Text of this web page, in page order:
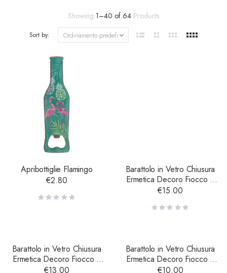
Showing 1–40 of 64 Products
Sort by:
Apribottiglie Flamingo
€2.80
Barattolo in Vetro Chiusura
Ermetica Decoro Fiocco e
Lavagna – Grande
€15.00
Barattolo in Vetro Chiusura
Ermetica Decoro Fiocco e
Lavagna – Medio
€13.00
Barattolo in Vetro Chiusura
Ermetica Decoro Fiocco e
Lavagna – Piccolo
€10.00